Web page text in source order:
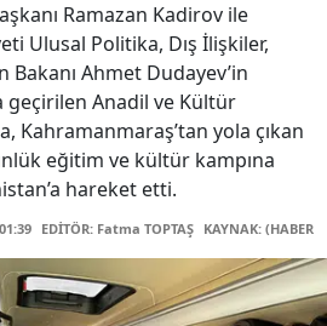
Ramazan Kadirov ile
Ulusal Politika, Dış İlişkiler,
Bakanı Ahmet Dudayev’in
geçirilen Anadil ve Kültür
Kahramanmaraş’tan yola çıkan
eğitim ve kültür kampına
hareket etti.
EDİTÖR: Fatma TOPTAŞ KAYNAK: (HABER